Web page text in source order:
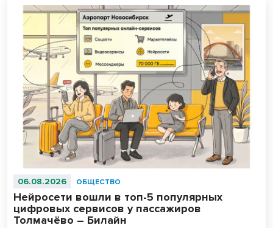
06.08.2026 ОБЩЕСТВО
Нейросети вошли в топ-5 популярных
цифровых сервисов у пассажиров
Толмачёво – Билайн